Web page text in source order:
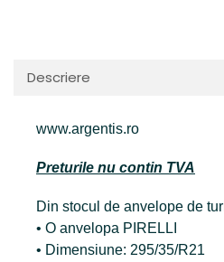
Descriere
www.argentis.ro
Preturile nu contin TVA
Din stocul de anvelope de
• O anvelopa PIRELLI
• Dimensiune: 295/35/R21